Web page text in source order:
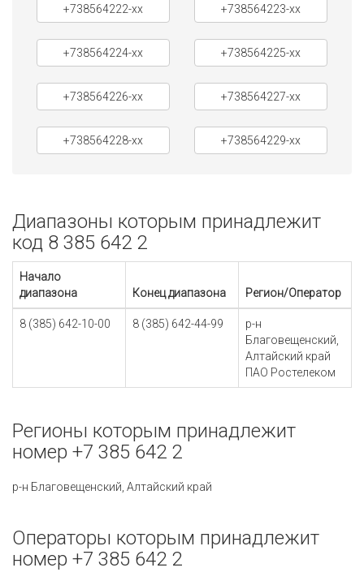
+738564222-xx +738564223-xx
+738564224-xx +738564225-xx
+738564226-xx +738564227-xx
+738564228-xx +738564229-xx
Диапазоны которым принадлежит
код 8 385 642 2
Начало
диапазона
Конец диапазона Регион/Оператор
8 (385) 642-10-00 8 (385) 642-44-99
р-н
Благовещенский,
Алтайский край
ПАО Ростелеком
Регионы которым принадлежит
номер +7 385 642 2
р-н Благовещенский, Алтайский край
Операторы которым принадлежит
номер +7 385 642 2